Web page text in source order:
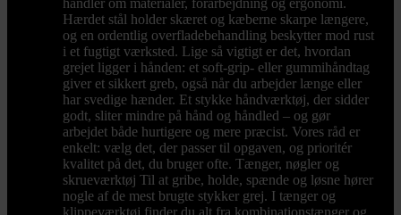
handler om materialer, forarbejdning og ergonomi.
Hærdet stål holder skæret og kæberne skarpe længere,
og en ordentlig overfladebehandling beskytter mod rust
i et fugtigt værksted. Lige så vigtigt er det, hvordan
grejet ligger i hånden: et soft-grip- eller gummihåndtag
giver et sikkert greb, også når du arbejder længe eller
har svedige hænder. Et stykke håndværktøj, der sidder
godt, sliter mindre på hånd og håndled – og gør
arbejdet både hurtigere og mere præcist. Vores råd er
enkelt: vælg det, der passer til opgaven, og prioritér
kvalitet på det, du bruger ofte. Tænger, nøgler og
skrueværktøj Til at gribe, holde, spænde og løsne hører
nogle af de mest brugte stykker grej. I tænger og